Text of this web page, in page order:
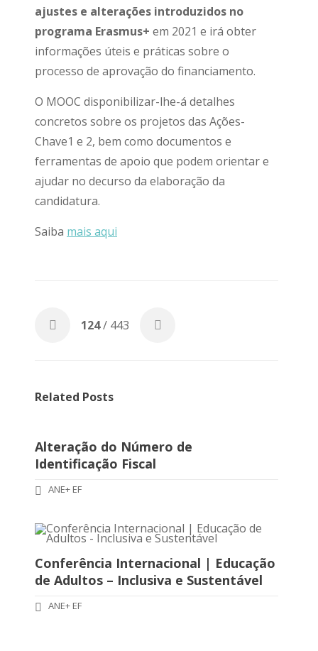
ajustes e alterações introduzidos no
programa Erasmus+ em 2021 e irá obter
informações úteis e práticas sobre o
processo de aprovação do financiamento.
O MOOC disponibilizar-lhe-á detalhes
concretos sobre os projetos das Ações-
Chave1 e 2, bem como documentos e
ferramentas de apoio que podem orientar e
ajudar no decurso da elaboração da
candidatura.
Saiba mais aqui
124/ 443
Related Posts
Alteração do Número de
Identificação Fiscal
ANE+ EF
Conferência Internacional | Educação
de Adultos – Inclusiva e Sustentável
ANE+ EF